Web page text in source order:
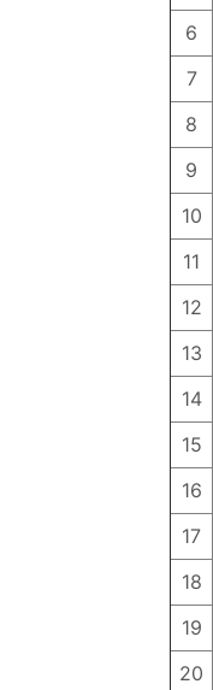
6
7
8
9
10
11
12
13
14
15
16
17
18
19
20